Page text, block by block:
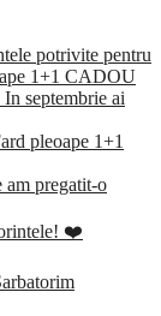
potrivite pentru
1+1 CADOU
septembrie ai
pleoape 1+1
am pregatit-o
❤️